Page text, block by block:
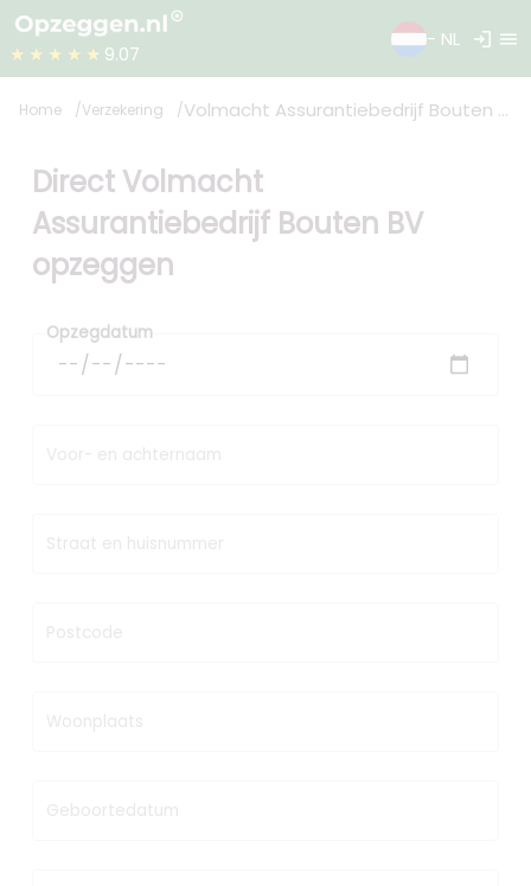
★★★★★ 9.07
- NL login menu
Home Verzekering Volmacht Assurantiebedrijf Bouten BV
Direct Volmacht
Assurantiebedrijf Bouten BV
opzeggen
Opzegdatum
Voor- en achternaam
Straat en huisnummer
Postcode
Woonplaats
Geboortedatum